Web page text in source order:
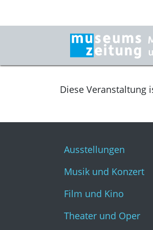
Diese Veranstaltung
Ausstellungen
Musik und Konzert
Film und Kino
Theater und Oper